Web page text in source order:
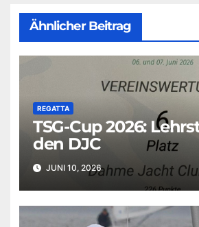
Ähnlicher Beitrag
REGATTA
TSG-Cup 2026:
den DJC
JUNI 10, 2026